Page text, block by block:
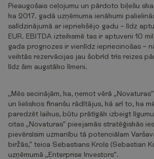
Pieaugošais ceļojumu un pārdoto biļešu
ka 2017. gadā uzņēmuma ienākumi
salīdzinājumā ar iepriekšējo gadu – līdz
EUR. EBITDA izteiksmē tas ir aptuveni 10
gada prognozes ir vienlīdz iepriecinošas –
veiktās rezervācijas jau šobrīd trīs reizes
līdz šim augstāko līmeni.
„Mēs secinājām, ka, ņemot vērā
un lieliskos finanšu rādītājus, kā arī to, ka
paredzēt laikus, būtu prātīgāk izbeigt
citas „Novaturas” pieejamās stratēģiskās
pievērsīsim uzmanību tā potenciālam
biržās,” teica Sebastians Krols (Sebastian
uzņēmumā „Enterprise Investors”.